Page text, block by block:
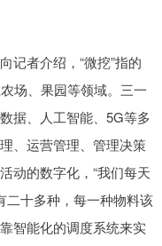
者介绍，“微挖”指的
场、果园等领域。三一
据、人工智能、5G等多
、运营管理、管理决策
动的数字化，“我们每天
二十多种，每一种物料该
智能化的调度系统来实